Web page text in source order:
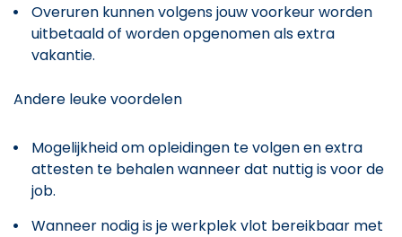
Overuren kunnen volgens jouw voorkeur worden
uitbetaald of worden opgenomen als extra
vakantie.
Andere leuke voordelen
Mogelijkheid om opleidingen te volgen en extra
attesten te behalen wanneer dat nuttig is voor de
job.
Wanneer nodig is je werkplek vlot bereikbaar met